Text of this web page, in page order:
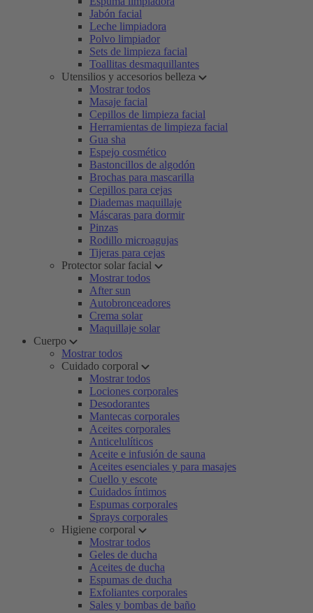
Jabón facial
Leche limpiadora
Polvo limpiador
Sets de limpieza facial
Toallitas desmaquillantes
Utensilios y accesorios belleza
Mostrar todos
Masaje facial
Cepillos de limpieza facial
Herramientas de limpieza facial
Gua sha
Espejo cosmético
Bastoncillos de algodón
Brochas para mascarilla
Cepillos para cejas
Diademas maquillaje
Máscaras para dormir
Pinzas
Rodillo microagujas
Tijeras para cejas
Protector solar facial
Mostrar todos
After sun
Autobronceadores
Crema solar
Maquillaje solar
Cuerpo
Mostrar todos
Cuidado corporal
Mostrar todos
Lociones corporales
Desodorantes
Mantecas corporales
Aceites corporales
Anticelulíticos
Aceite e infusión de sauna
Aceites esenciales y para masajes
Cuello y escote
Cuidados íntimos
Espumas corporales
Sprays corporales
Higiene corporal
Mostrar todos
Geles de ducha
Aceites de ducha
Espumas de ducha
Exfoliantes corporales
Sales y bombas de baño